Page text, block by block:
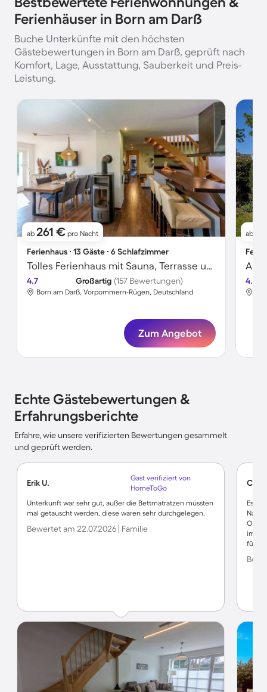
Ferienhäuser in Born am Darß
Buche Unterkünfte mit den höchsten
Gästebewertungen in Born am Darß, geprüft nach
Komfort, Lage, Ausstattung, Sauberkeit und Preis-
Leistung.
ab 261 € pro Nacht
Ferienhaus ∙ 13 Gäste ∙ 6 Schlafzimmer
Tolles Ferienhaus mit Sauna, Terrasse und Garten | Haustierfreundlich
4.7 Großartig (157 Bewertungen)
Born am Darß, Vorpommern-Rügen, Deutschland
Zum Angebot
ab
4.6
Echte Gästebewertungen &
Erfahrungsberichte
Erfahre, wie unsere verifizierten Bewertungen gesammelt
und geprüft werden.
Erik U.
Gast verifiziert von
HomeToGo
Unterkunft war sehr gut, außer die Bettmatratzen müssten
mal getauscht werden, diese waren sehr durchgelegen.
Bewertet am 22.07.2026 | Familie
Es
Ohne
für